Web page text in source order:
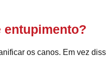
entupimento?
os canos. Em vez